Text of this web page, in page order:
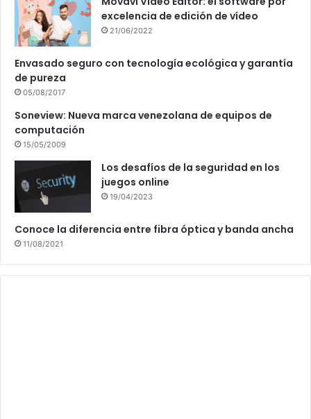
excelencia de edición de vídeo
21/06/2022
Envasado seguro con tecnología ecológica y garantía
de pureza
05/08/2017
Soneview: Nueva marca venezolana de equipos de
computación
15/05/2009
Los desafíos de la seguridad en los
juegos online
19/04/2023
Conoce la diferencia entre fibra óptica y banda ancha
11/08/2021